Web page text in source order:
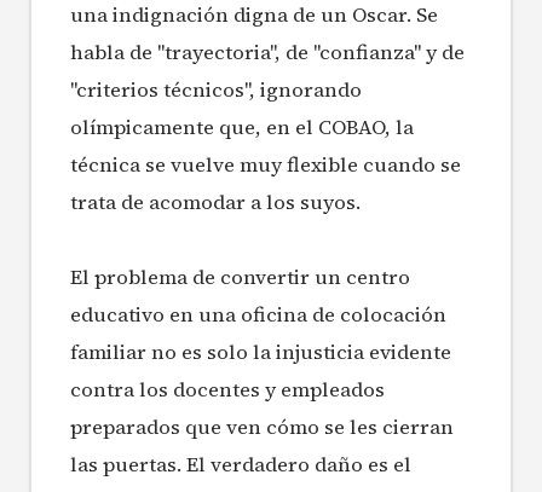
una indignación digna de un Oscar. Se
habla de "trayectoria", de "confianza" y de
"criterios técnicos", ignorando
olímpicamente que, en el COBAO, la
técnica se vuelve muy flexible cuando se
trata de acomodar a los suyos.
El problema de convertir un centro
educativo en una oficina de colocación
familiar no es solo la injusticia evidente
contra los docentes y empleados
preparados que ven cómo se les cierran
las puertas. El verdadero daño es el